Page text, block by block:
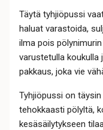
Täytä tyhjiöpussi
haluat varastoida,
ilma pois
varustetulla koukulla
pakkaus, joka vie
Tyhjiöpussi on
tehokkaasti pölyltä,
kesäsäilytykseen